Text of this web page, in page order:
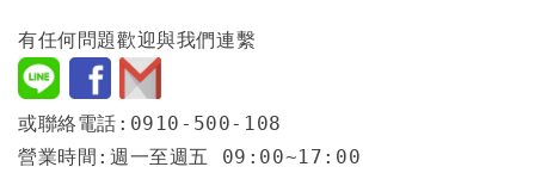
有任何問題歡迎與我們連繫
或聯絡電話:0910-500-108
營業時間:週一至週五 09:00~17:00